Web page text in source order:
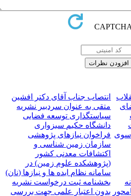
انتصاب جناب آقای دکتر افشین
متقی به عنوان سردبیر نشریه
سیاستگذاری توسعه فضایی
دانشگاه حکیم سبزواری
فراخوان نیازهای پژوهشی
سازمان زمین شناسی و
اکتشافات معدنی کشور
(پژوهشکده علوم زمین) در
سامانه نظام ایده ها و نیازها (نان)
بخشنامه ثبت درخواست نشریه
بدون اعتبار علمی جهت بررسی